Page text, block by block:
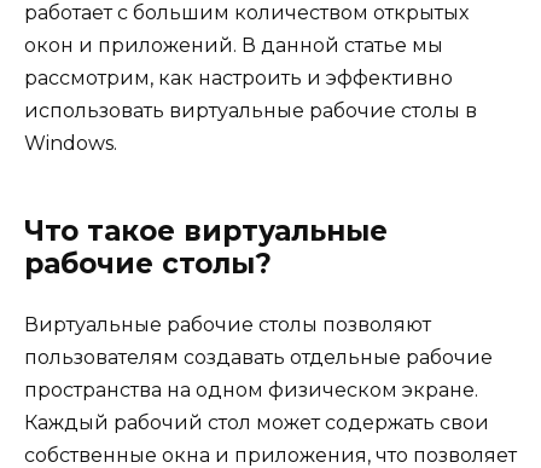
работает с большим количеством открытых
окон и приложений. В данной статье мы
рассмотрим, как настроить и эффективно
использовать виртуальные рабочие столы в
Windows.
Что такое виртуальные
рабочие столы?
Виртуальные рабочие столы позволяют
пользователям создавать отдельные рабочие
пространства на одном физическом экране.
Каждый рабочий стол может содержать свои
собственные окна и приложения, что позволяет